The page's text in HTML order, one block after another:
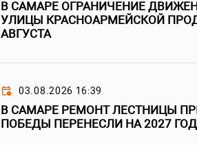
В САМАРЕ ОГРАНИЧЕНИЕ
УЛИЦЫ КРАСНОАРМЕЙСКОЙ
АВГУСТА
03.08.2026 16:39
В САМАРЕ РЕМОНТ ЛЕСТНИЦЫ
ПОБЕДЫ ПЕРЕНЕСЛИ НА 2027 ГОД